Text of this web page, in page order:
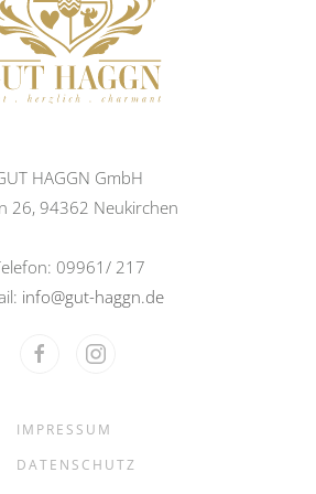
HAGGN GmbH
26, 94362 Neukirchen
09961/ 217
info@gut-haggn.de
IMPRESSUM
DATENSCHUTZ